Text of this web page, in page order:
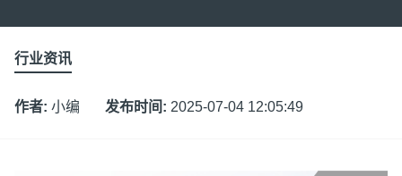
行业资讯
作者: 小编 发布时间: 2025-07-04 12:05:49